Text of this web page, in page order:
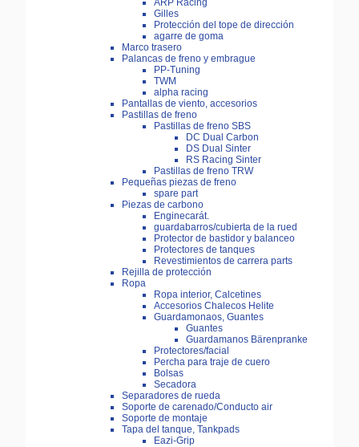
ARP Racing
Gilles
Protección del tope de dirección
agarre de goma
Marco trasero
Palancas de freno y embrague
PP-Tuning
TWM
alpha racing
Pantallas de viento, accesorios
Pastillas de freno
Pastillas de freno SBS
DC Dual Carbon
DS Dual Sinter
RS Racing Sinter
Pastillas de freno TRW
Pequeñas piezas de freno
spare part
Piezas de carbono
Enginecarát.
guardabarros/cubierta de la rued
Protector de bastidor y balanceo
Protectores de tanques
Revestimientos de carrera parts
Rejilla de protección
Ropa
Ropa interior, Calcetines
Accesorios Chalecos Helite
Guardamonaos, Guantes
Guantes
Guardamanos Bärenpranke
Protectores/facial
Percha para traje de cuero
Bolsas
Secadora
Separadores de rueda
Soporte de carenado/Conducto air
Soporte de montaje
Tapa del tanque, Tankpads
Eazi-Grip